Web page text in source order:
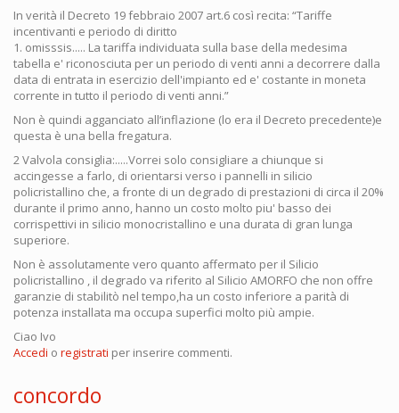
In verità il Decreto 19 febbraio 2007 art.6 così recita: “Tariffe
incentivanti e periodo di diritto
1. omisssis..... La tariffa individuata sulla base della medesima
tabella e' riconosciuta per un periodo di venti anni a decorrere dalla
data di entrata in esercizio dell'impianto ed e' costante in moneta
corrente in tutto il periodo di venti anni.”
Non è quindi agganciato all’inflazione (lo era il Decreto precedente)e
questa è una bella fregatura.
2 Valvola consiglia:.....Vorrei solo consigliare a chiunque si
accingesse a farlo, di orientarsi verso i pannelli in silicio
policristallino che, a fronte di un degrado di prestazioni di circa il 20%
durante il primo anno, hanno un costo molto piu' basso dei
corrispettivi in silicio monocristallino e una durata di gran lunga
superiore.
Non è assolutamente vero quanto affermato per il Silicio
policristallino , il degrado va riferito al Silicio AMORFO che non offre
garanzie di stabilitò nel tempo,ha un costo inferiore a parità di
potenza installata ma occupa superfici molto più ampie.
Ciao Ivo
Accedi o registrati per inserire commenti.
concordo